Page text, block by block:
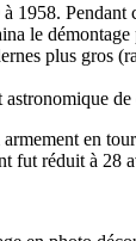
le
plus gros
en
fut réduit à 28